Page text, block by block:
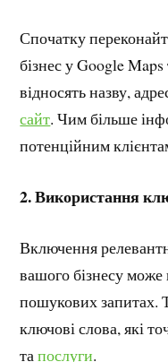
Спочатку
бізнес у Google
відносять назву,
сайт. Чим більше
потенційним
2. Використання
Включення
вашого бізнесу
пошукових запитах.
ключові слова, які
тапослуги.